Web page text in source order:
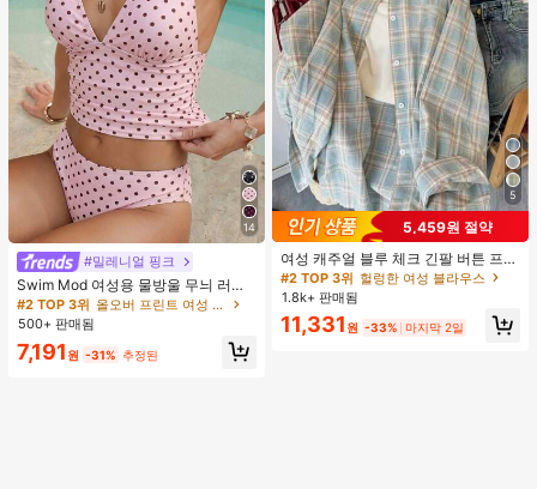
14
#밀레니얼 핑크
Swim Mod 여성용 물방울 무늬 러치
드 홀터 탱크니 탑 및 트라이앵글 하의
수영복 세트, 여름 휴가에 적합
#2 TOP 3위
올오버 프린트 여성 탱키니스
500+ 판매됨
7,191 원 -31% 추정된
5
5,459원 절약
여성 캐주얼 블루 체크 긴팔 버튼 프론
트 폴리에스터 셔츠, 레귤러 핏, 봄 의
류, 편안한 스타일
#2 TOP 3위 헐렁한 여성 블라우스
1.8k+ 판매됨
11,331 원 -33% 마지막 2일